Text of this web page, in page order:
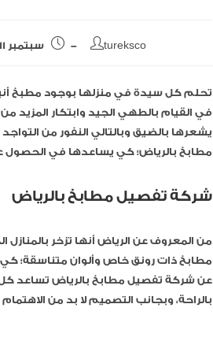
tureksco سبتمبر 11, 2022
تحلم كل سيدة في منزلها بوجود مطبخ
في القيام بالطهي الجيد وابتكار المزيد
يشعرها بالضيق وبالتالي النفور من
مطابخ بالرياض؛ كي يساعدها في الحصول
شركة تفصيل مطابخ بالرياض
من المعروف عن الرياض أنها تزخر
مطابخ ذات رونق خاص وألوان متناسقة؛ كي
عن شركة تفصيل مطابخ بالرياض تساعد
بالراحة، وبجانب التصميم لا بد من